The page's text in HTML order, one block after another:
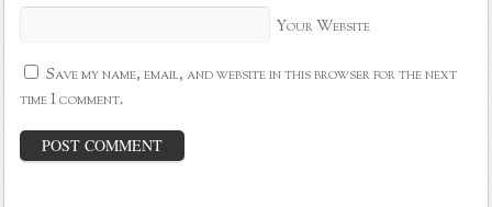
Your Website
Save my name, email, and website in this browser for the next
time I comment.